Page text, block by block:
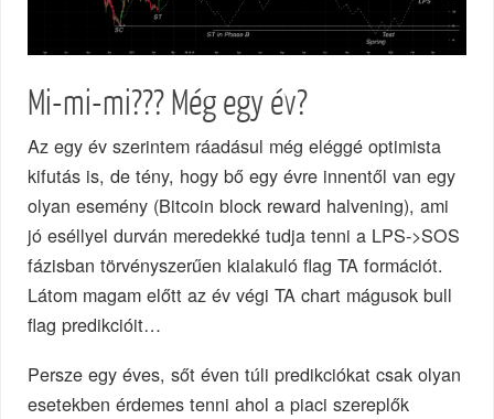
Mi-mi-mi??? Még egy év?
Az egy év szerintem ráadásul még eléggé optimista
kifutás is, de tény, hogy bő egy évre innentől van egy
olyan esemény (Bitcoin block reward halvening), ami
jó eséllyel durván meredekké tudja tenni a LPS->SOS
fázisban törvényszerűen kialakuló flag TA formációt.
Látom magam előtt az év végi TA chart mágusok bull
flag predikcióit…
Persze egy éves, sőt éven túli predikciókat csak olyan
esetekben érdemes tenni ahol a piaci szereplők